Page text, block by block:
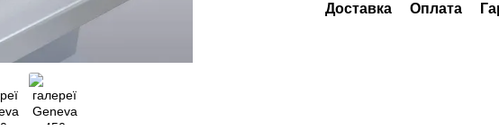
Доставка Оплата